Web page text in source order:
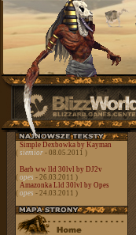
Simple Dexbowka by Kayman
( siemior - 08.05.2011 )
Barb ww lld 30lvl by DJ2v
( opes - 26.03.2011 )
Amazonka Lld 30lvl by Opes
( opes - 24.03.2011 )